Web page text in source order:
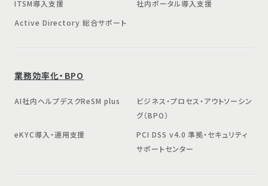
ITSM導入支援
社内ポータル導入支援
Active Directory 総合サポート
業務効率化・BPO
AI社内ヘルプデスクReSM plus
ビジネス・プロセス・アウトソーシン
グ（BPO）
eKYC導入・運用支援
PCI DSS v4.0 準拠・セキュリティ
サポートセンター